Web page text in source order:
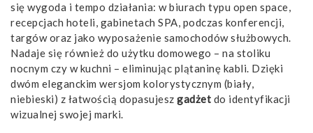
się wygoda i tempo działania: w biurach typu open space,
recepcjach hoteli, gabinetach SPA, podczas konferencji,
targów oraz jako wyposażenie samochodów służbowych.
Nadaje się również do użytku domowego – na stoliku
nocnym czy w kuchni – eliminując plątaninę kabli. Dzięki
dwóm eleganckim wersjom kolorystycznym (biały,
niebieski) z łatwością dopasujesz gadżet do identyfikacji
wizualnej swojej marki.